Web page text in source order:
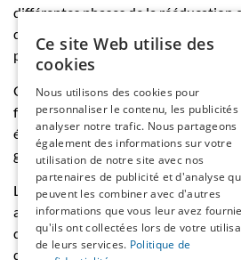
différentes phases de la rééducation
décisions les plus sûres pour
puis à la compétition.
Cette déclaration est conçue pour
flexibilité d’appliquer des approches
éprouvés pour gérer le processus de
grande variété de contextes sportifs.
Les athlètes, les cliniciens, les
autres personnes impliquées dans la
des athlètes pourront s’appuyer sur
dans leur travail, afin de fournir des
Ce site Web utilise des
cookies
Nous utilisons des cookies pour
personnaliser le contenu, les publicités
analyser notre trafic. Nous partageons
également des informations sur votre
utilisation de notre site avec nos
partenaires de publicité et d'analyse
peuvent les combiner avec d'autres
informations que vous leur avez
qu'ils ont collectées lors de votre
de leurs services. Politique de